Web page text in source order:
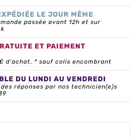
LE JOUR MÊME
passée avant 12h et sur
ET PAIEMENT
d’achat. * sauf colis encombrant
DU LUNDI AU VENDREDI
réponses par nos technicien(e)s